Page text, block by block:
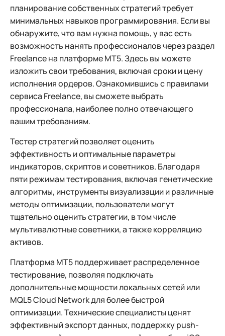
планирование собственных стратегий требует
минимальных навыков программирования. Если вы
обнаружите, что вам нужна помощь, у вас есть
возможность нанять профессионалов через раздел
Freelance на платформе MT5. Здесь вы можете
изложить свои требования, включая сроки и цену
исполнения ордеров. Ознакомившись с правилами
сервиса Freelance, вы сможете выбрать
профессионала, наиболее полно отвечающего
вашим требованиям.
Тестер стратегий позволяет оценить
эффективность и оптимальные параметры
индикаторов, скриптов и советников. Благодаря
пяти режимам тестирования, включая генетические
алгоритмы, инструменты визуализации и различные
методы оптимизации, пользователи могут
тщательно оценить стратегии, в том числе
мультивалютные советники, а также корреляцию
активов.
Платформа MT5 поддерживает распределенное
тестирование, позволяя подключать
дополнительные мощности локальных сетей или
MQL5 Cloud Network для более быстрой
оптимизации. Технические специалисты ценят
эффективный экспорт данных, поддержку push-